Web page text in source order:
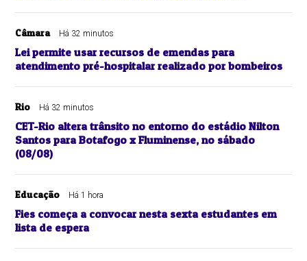
Câmara Há 32 minutos
Lei permite usar recursos de emendas para
atendimento pré-hospitalar realizado por bombeiros
Rio Há 32 minutos
CET-Rio altera trânsito no entorno do estádio Nilton
Santos para Botafogo x Fluminense, no sábado
(08/08)
Educação Há 1 hora
Fies começa a convocar nesta sexta estudantes em
lista de espera